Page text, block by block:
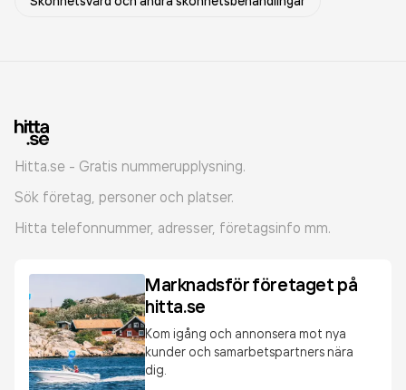
Hitta.se - Gratis nummerupplysning.
Sök företag, personer och platser.
Hitta telefonnummer, adresser, företagsinfo mm.
Marknadsför företaget på
hitta.se
Kom igång och annonsera mot nya
kunder och samarbetspartners nära
dig.